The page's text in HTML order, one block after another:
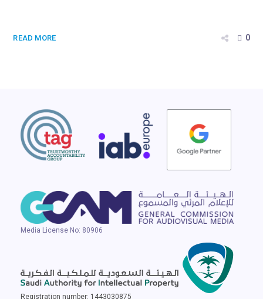
READ MORE 0
Media License No: 80906
Registration number: 1443030875